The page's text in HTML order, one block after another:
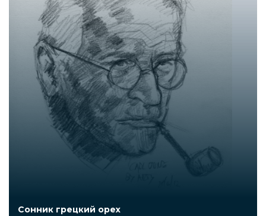
Сонник грецкий орех